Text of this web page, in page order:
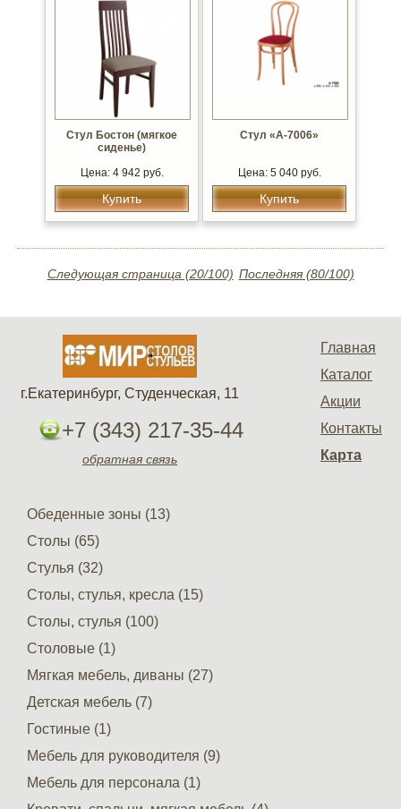
Стул Бостон (мягкое
сиденье)
Цена: 4 942 руб.
Купить
Стул «А-7006»
Цена: 5 040 руб.
Купить
Следующая страница (20/100) Последняя (80/100)
Главная
Каталог
Акции
Контакты
Карта
г.Екатеринбург, Студенческая, 11
+7 (343) 217-35-44
обратная связь
Обеденные зоны (13)
Столы (65)
Стулья (32)
Столы, стулья, кресла (15)
Столы, стулья (100)
Столовые (1)
Мягкая мебель, диваны (27)
Детская мебель (7)
Гостиные (1)
Мебель для руководителя (9)
Мебель для персонала (1)